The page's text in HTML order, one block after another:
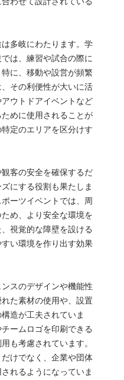
多岐にわたります。学
は、練習や試合の際に
に、移動や設営が頻繁
その利便性が大いに活
ウトドアイベントなど
めに使用されることが
定のエリアを区分けす
客の安全を確保するだ
にする役割も果たしま
ーツイベントでは、周
め、より安全な環境を
視覚的な障壁を設ける
い環境を作り出す効果
スのデザインや機能性
た素材の使用や、設置
造が工夫されていま
ームロゴを印刷できる
も考慮されています。
けでなく、企業や団体
れるようになっていま